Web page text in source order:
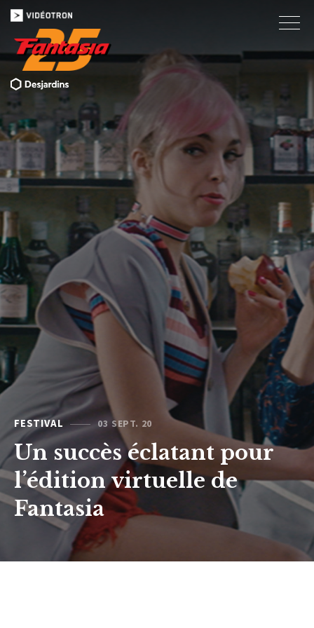
FESTIVAL 03 SEPT. 20
Un succès éclatant pour
l’édition virtuelle de
Fantasia